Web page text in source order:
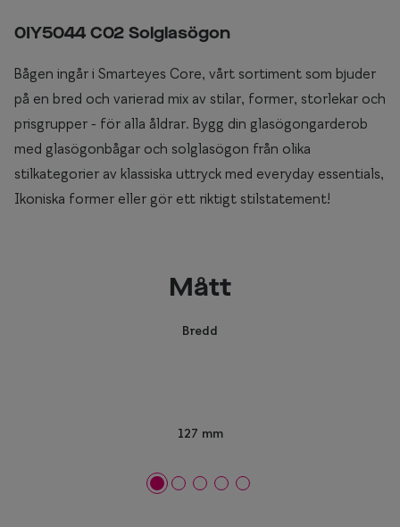
0IY5044 C02 Solglasögon
Bågen ingår i Smarteyes Core, vårt sortiment som bjuder
på en bred och varierad mix av stilar, former, storlekar och
prisgrupper - för alla åldrar. Bygg din glasögongarderob
med glasögonbågar och solglasögon från olika
stilkategorier av klassiska uttryck med everyday essentials,
Ikoniska former eller gör ett riktigt stilstatement!
Mått
Bredd
127 mm